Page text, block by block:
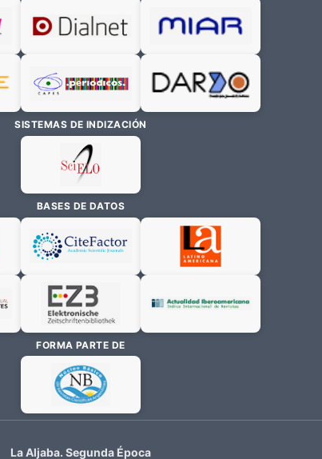
SISTEMAS DE INDIZACIÓN
BASES DE DATOS
FORMA PARTE DE
La Aljaba. Segunda Época